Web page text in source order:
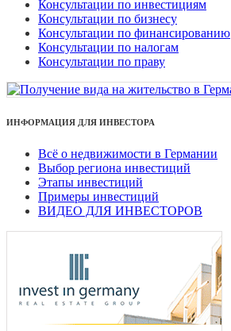
Консультации по инвестициям
Консультации по бизнесу
Консультации по финансированию
Консультации по налогам
Консультации по праву
ИНФОРМАЦИЯ ДЛЯ ИНВЕСТОРА
Всё о недвижимости в Германии
Выбор региона инвестиций
Этапы инвестиций
Примеры инвестиций
ВИДЕО ДЛЯ ИНВЕСТОРОВ